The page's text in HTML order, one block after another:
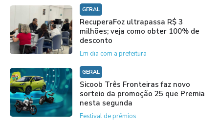
GERAL
RecuperaFoz ultrapassa R$ 3
milhões; veja como obter 100% de
desconto
Em dia com a prefeitura
GERAL
Sicoob Três Fronteiras faz novo
sorteio da promoção 25 que Premia
nesta segunda
Festival de prêmios